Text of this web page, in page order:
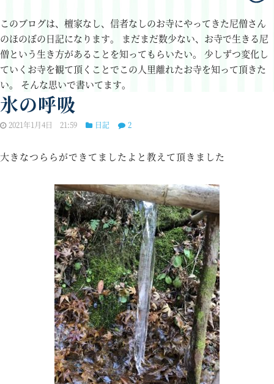
このブログは、檀家なし、信者なしのお寺にやってきた尼僧さん
のほのぼの日記になります。 まだまだ数少ない、お寺で生きる尼
僧という生き方があることを知ってもらいたい。
少しずつ変化し
ていくお寺を観て頂くことでこの人里離れたお寺を知って頂きた
い。 そんな思いで書いてます。
氷の呼吸
2021年1月4日 21:59 日記 2
大きなつららができてましたよと教えて頂きました